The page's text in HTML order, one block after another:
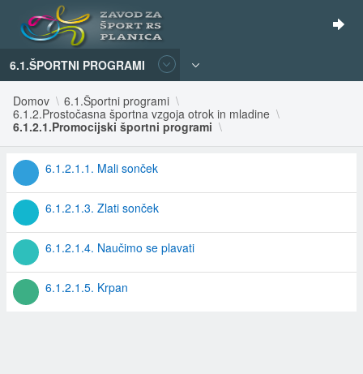
6.1.ŠPORTNI PROGRAMI
Domov
6.1.Športni programi
6.1.2.Prostočasna športna vzgoja otrok in mladine
6.1.2.1.Promocijski športni programi
6.1.2.1.1. Mali sonček
6.1.2.1.3. Zlati sonček
6.1.2.1.4. Naučimo se plavati
6.1.2.1.5. Krpan